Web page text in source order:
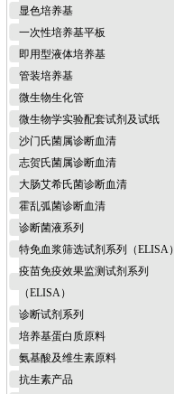
显色培养基
一次性培养基平板
即用型液体培养基
管装培养基
微生物生化管
微生物学实验配套试剂及试纸
沙门氏菌属诊断血清
志贺氏菌属诊断血清
大肠艾希氏菌诊断血清
霍乱弧菌诊断血清
诊断菌液系列
特免血浆筛选试剂系列（ELISA）
疫苗免疫效果监测试剂系列
（ELISA）
诊断试剂系列
培养基蛋白质原料
氨基酸及维生素原料
抗生素产品